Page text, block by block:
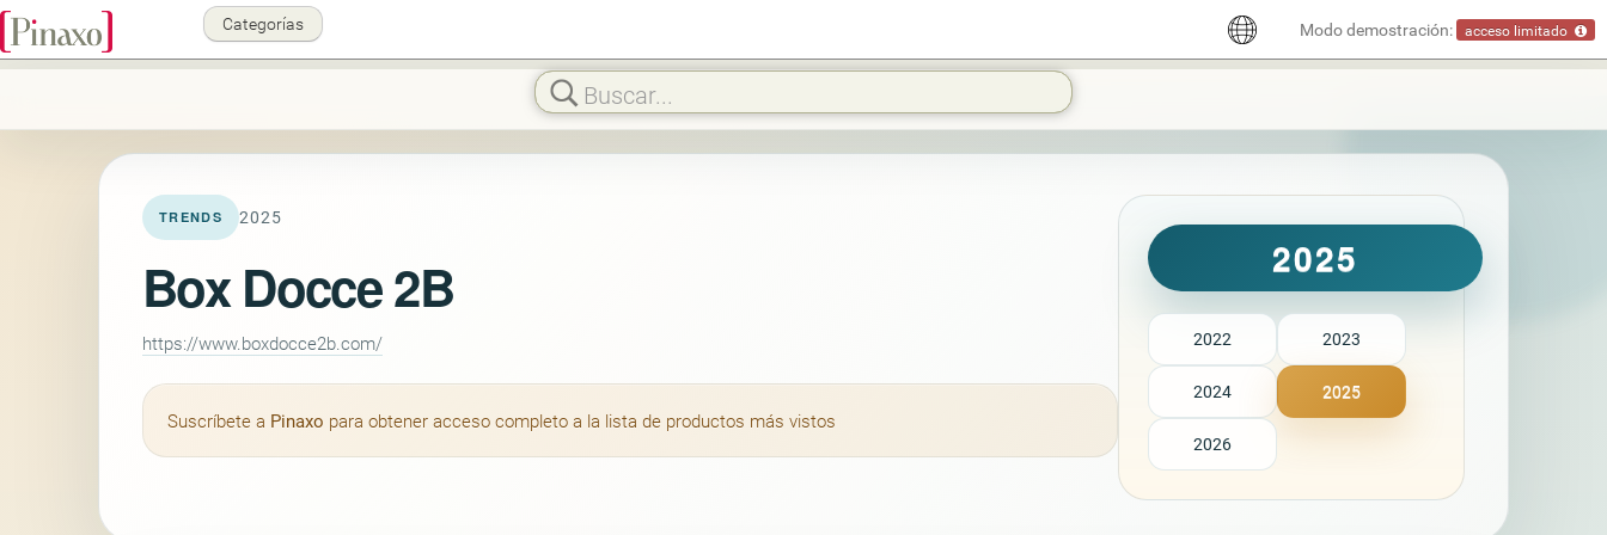
Modo demostración: acceso limitado
Categorías
TRENDS 2025
Box Docce 2B
https://www.boxdocce2b.com/
Suscríbete a Pinaxo para obtener acceso completo a la lista de productos más vistos
2025
2022 2023
2024 2025
2026